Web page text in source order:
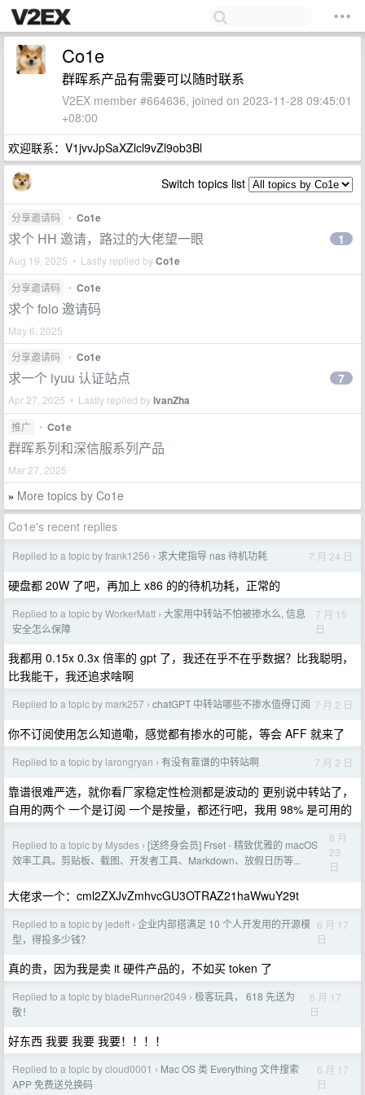
Co1e
群晖系产品有需要可以随时联系
V2EX member #664636, joined on 2023-11-28 09:45:01
+08:00
欢迎联系：V1jvvJpSaXZlcl9vZl9ob3Bl
Switch topics list
分享邀请码 • Co1e
求个 HH 邀请，路过的大佬望一眼
Aug 19, 2025 • Lastly replied byCo1e
1
分享邀请码 • Co1e
求个 folo 邀请码
May 6, 2025
分享邀请码
• Co1e
求一个 iyuu 认证站点
Apr 27, 2025 • Lastly replied byIvanZha
7
推广 • Co1e
群晖系列和深信服系列产品
Mar 27, 2025
» More topics by Co1e
Co1e's recent replies
Replied to a topic by frank1256 › 求大佬指导 nas 待机功耗 7 月 24 日
硬盘都 20W 了吧，再加上 x86 的的待机功耗，正常的
Replied to a topic by WorkerMatt › 大家用中转站不怕被掺水么, 信息
安全怎么保障
7 月 15
日
我都用 0.15x 0.3x 倍率的 gpt 了，我还在乎不在乎数据？比我聪明，
比我能干，我还追求啥啊
Replied to a topic by mark257 › chatGPT 中转站哪些不掺水值得订阅 7 月 2 日
你不订阅使用怎么知道嘞，感觉都有掺水的可能，等会 AFF 就来了
Replied to a topic by larongryan › 有没有靠谱的中转站啊 7 月 2 日
靠谱很难严选，就你看厂家稳定性检测都是波动的 更别说中转站了，
自用的两个 一个是订阅 一个是按量，都还行吧，我用 98% 是可用的
Replied to a topic by Mysdes › [送终身会员] Frset - 精致优雅的 macOS
效率工具。剪贴板、截图、开发者工具、Markdown、放假日历等...
6 月
23
日
大佬求一个：cml2ZXJvZmhvcGU3OTRAZ21haWwuY29t
Replied to a topic by jedeft › 企业内部搭满足 10 个人开发用的开源模
型，得投多少钱？
6 月 17
日
真的贵，因为我是卖 it 硬件产品的，不如买 token 了
Replied to a topic by bladeRunner2049 › 极客玩具， 618 先送为
敬！
6 月 17
日
好东西 我要 我要 我要！！！！
Replied to a topic by cloud0001 › Mac OS 类 Everything 文件搜索
APP 免费送兑换码
6 月 17
日